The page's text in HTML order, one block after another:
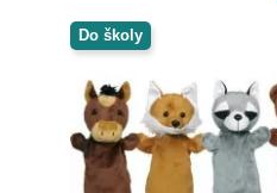
Do školy